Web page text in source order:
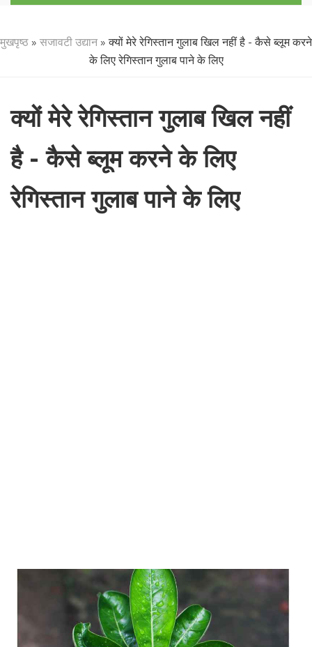
मुखपृष्ठ » सजावटी उद्यान » क्यों मेरे रेगिस्तान गुलाब खिल नहीं है - कैसे ब्लूम करने
के लिए रेगिस्तान गुलाब पाने के लिए
क्यों मेरे रेगिस्तान गुलाब खिल नहीं
है - कैसे ब्लूम करने के लिए
रेगिस्तान गुलाब पाने के लिए